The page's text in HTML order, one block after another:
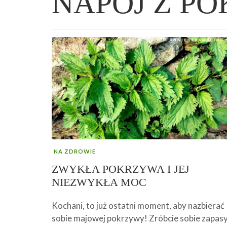
WIELKANOCNA BABKA DROŻDŻOWA –
„TRZYGODZINNA”
„PRZEMIANA” PODRÓŻ DO SIŁY I
WOLNOŚCI :)
GENIALNY ZAKWAS Z BURAKÓW
ROBOTY – WZMACNIA KREW I
AFIRMACJE – TWORZENIE DOBREGO
ŻYCIA!
NA ZDROWIE
ZWYKŁA POKRZYWA I JEJ
NIEZWYKŁA MOC
Kochani, to już ostatni moment, aby nazbierać
sobie majowej pokrzywy! Zróbcie sobie